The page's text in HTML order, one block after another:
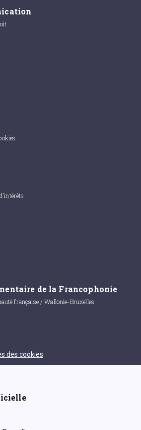
de la Francophonie
française / Wallonie-Bruxelles
des cookies